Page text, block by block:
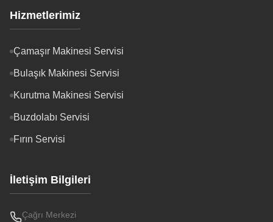
Hizmetlerimiz
Çamaşır Makinesi Servisi
Bulaşık Makinesi Servisi
Kurutma Makinesi Servisi
Buzdolabı Servisi
Fırın Servisi
İletişim Bilgileri
Çağrı Merkezi